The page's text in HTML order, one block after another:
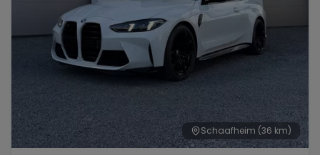
Schaafheim (36 km)